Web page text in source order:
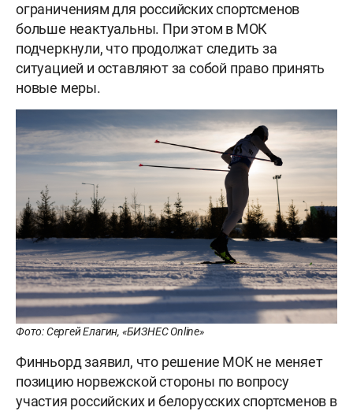
ограничениям для российских спортсменов
больше неактуальны. При этом в МОК
подчеркнули, что продолжат следить за
ситуацией и оставляют за собой право принять
новые меры.
Фото: Сергей Елагин, «БИЗНЕС Online»
Финньорд заявил, что решение МОК не меняет
позицию норвежской стороны по вопросу
участия российских и белорусских спортсменов в